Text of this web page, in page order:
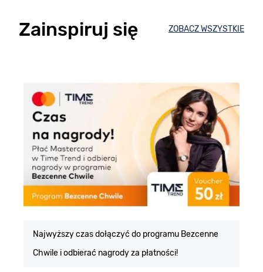
Zainspiruj się ZOBACZ WSZYSTKIE
Najwyższy czas dołączyć do programu Bezcenne
Chwile i odbierać nagrody za płatności!